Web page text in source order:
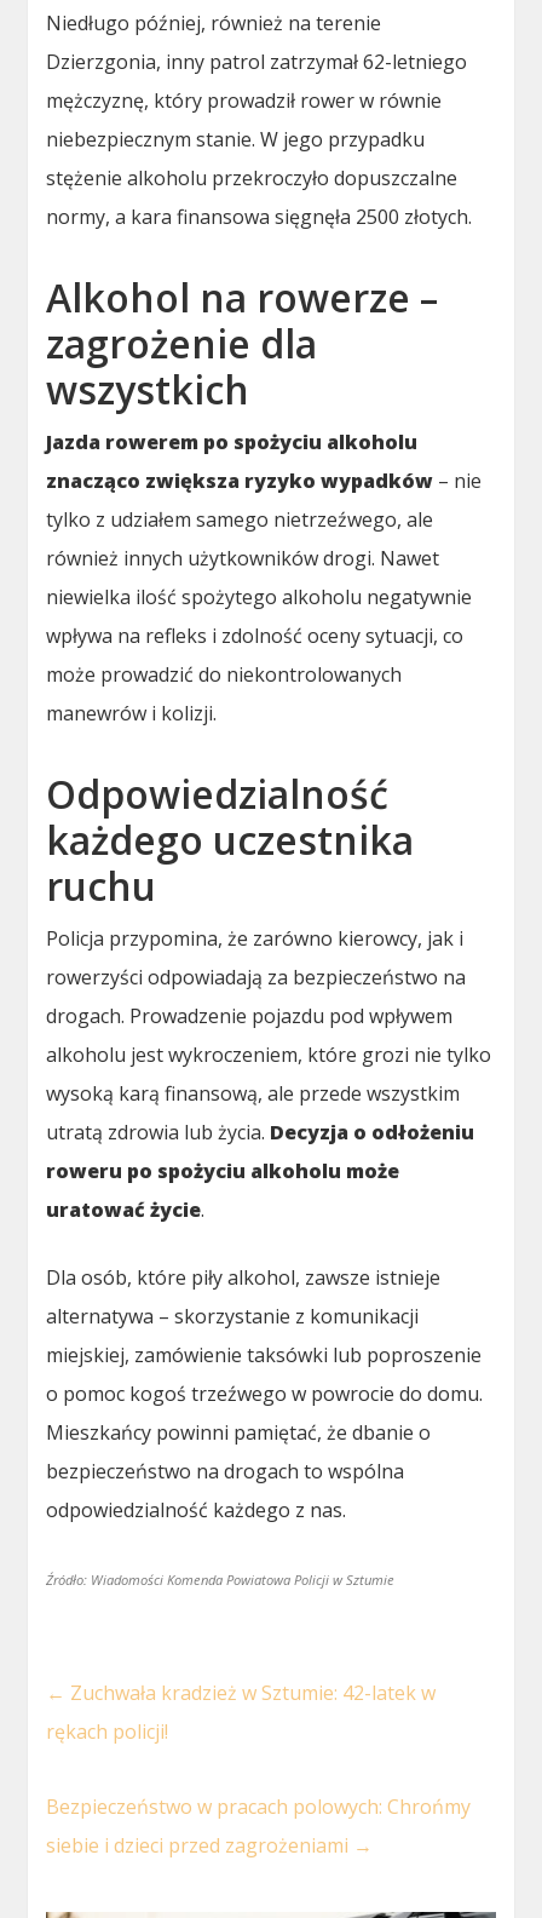
Niedługo później, również na terenie
Dzierzgonia, inny patrol zatrzymał 62-letniego
mężczyznę, który prowadził rower w równie
niebezpiecznym stanie. W jego przypadku
stężenie alkoholu przekroczyło dopuszczalne
normy, a kara finansowa sięgnęła 2500 złotych.
Alkohol na rowerze –
zagrożenie dla
wszystkich
Jazda rowerem po spożyciu alkoholu
znacząco zwiększa ryzyko wypadków – nie
tylko z udziałem samego nietrzeźwego, ale
również innych użytkowników drogi. Nawet
niewielka ilość spożytego alkoholu negatywnie
wpływa na refleks i zdolność oceny sytuacji, co
może prowadzić do niekontrolowanych
manewrów i kolizji.
Odpowiedzialność
każdego uczestnika
ruchu
Policja przypomina, że zarówno kierowcy, jak i
rowerzyści odpowiadają za bezpieczeństwo na
drogach. Prowadzenie pojazdu pod wpływem
alkoholu jest wykroczeniem, które grozi nie tylko
wysoką karą finansową, ale przede wszystkim
utratą zdrowia lub życia. Decyzja o odłożeniu
roweru po spożyciu alkoholu może
uratować życie.
Dla osób, które piły alkohol, zawsze istnieje
alternatywa – skorzystanie z komunikacji
miejskiej, zamówienie taksówki lub poproszenie
o pomoc kogoś trzeźwego w powrocie do domu.
Mieszkańcy powinni pamiętać, że dbanie o
bezpieczeństwo na drogach to wspólna
odpowiedzialność każdego z nas.
Źródło: Wiadomości Komenda Powiatowa Policji w Sztumie
← Zuchwała kradzież w Sztumie: 42-latek w
rękach policji!
Bezpieczeństwo w pracach polowych: Chrońmy
siebie i dzieci przed zagrożeniami →